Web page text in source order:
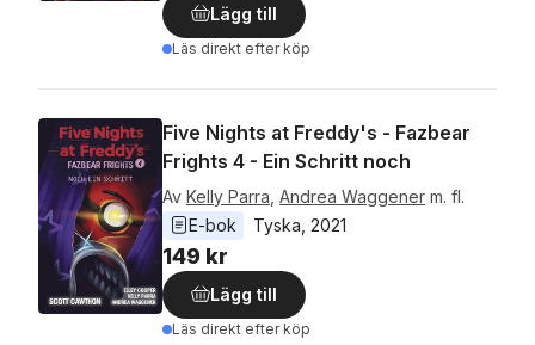
Lägg till
Läs direkt efter köp
Five Nights at Freddy's - Fazbear
Frights 4 - Ein Schritt noch
Av Kelly Parra Andrea Waggener m. fl.
E-bok
Tyska 2021
149 kr
Lägg till
Läs direkt efter köp